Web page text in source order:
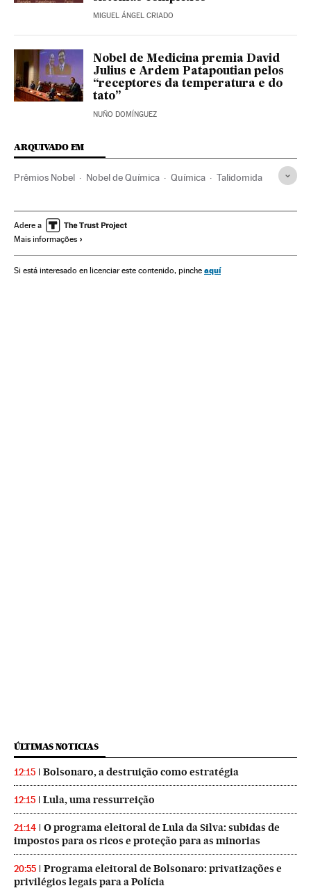
MIGUEL ÁNGEL CRIADO
Nobel de Medicina premia David
Julius e Ardem Patapoutian pelos
“receptores da temperatura e do
tato”
NUÑO DOMÍNGUEZ
ARQUIVADO EM
Prêmios Nobel Nobel de Química Química Talidomida
Adere a
Mais informações
Si está interesado en licenciar este contenido, pinche aquí
ÚLTIMAS NOTICIAS
12:15 Bolsonaro, a destruição como estratégia
12:15 Lula, uma ressurreição
21:14
O programa eleitoral de Lula da Silva: subidas de
impostos para os ricos e proteção para as minorias
20:55
Programa eleitoral de Bolsonaro: privatizações e
privilégios legais para a Polícia